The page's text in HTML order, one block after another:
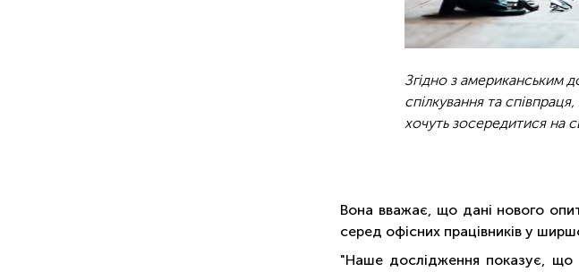
Згідно з американським
спілкування та
хочуть
Вона вважає, що дані нового
серед офісних працівників у
"Наше дослідження показує, що